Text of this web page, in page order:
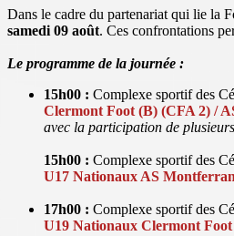
Dans le cadre du partenariat qui lie la
samedi 09 août. Ces confrontations
Le programme de la journée :
15h00 : Complexe sportif des
Clermont Foot (B) (CFA 2) /
avec la participation de
15h00 : Complexe sportif des
U17 Nationaux AS
17h00 : Complexe sportif des
U19 Nationaux Clermont